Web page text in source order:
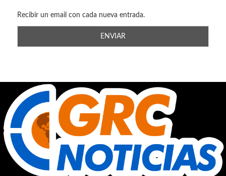
Recibir un email con cada nueva entrada.